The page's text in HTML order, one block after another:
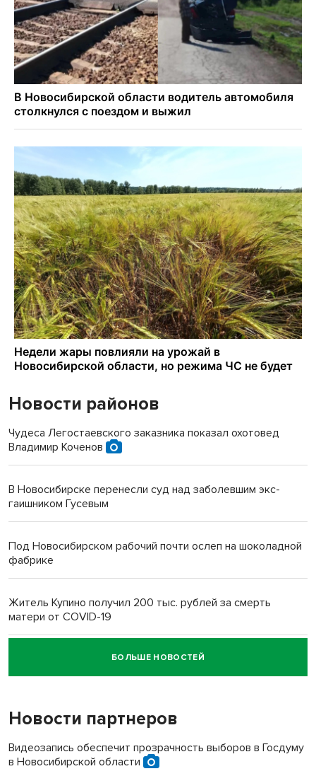
Новости районов
Чудеса Легостаевского заказника показал охотовед
Владимир Коченов
В Новосибирске перенесли суд над заболевшим экс-
гаишником Гусевым
Под Новосибирском рабочий почти ослеп на шоколадной
фабрике
Житель Купино получил 200 тыс. рублей за смерть
матери от COVID-19
Новосибирский суд наказал водителя за смерть
пенсионерки на вокзале
«Мы живём на пастбище!»: в новосибирском селе лошади
терроризируют жителей
Инвалид получил условный срок за избиение врачей
БОЛЬШЕ НОВОСТЕЙ
Новости партнеров
Видеозапись обеспечит прозрачность выборов в Госдуму
в Новосибирской области